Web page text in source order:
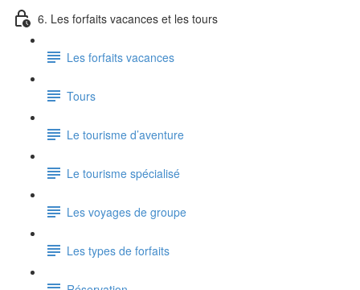
6. Les forfaits vacances et les tours
Les forfaits vacances
Tours
Le tourisme d’aventure
Le tourisme spécialisé
Les voyages de groupe
Les types de forfaits